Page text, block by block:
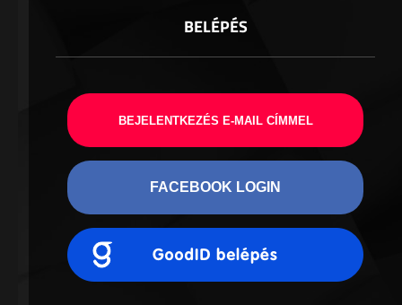
BELÉPÉS
BEJELENTKEZÉS E-MAIL CÍMMEL
FACEBOOK LOGIN